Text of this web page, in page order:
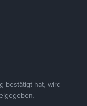
bestätigt hat, wird